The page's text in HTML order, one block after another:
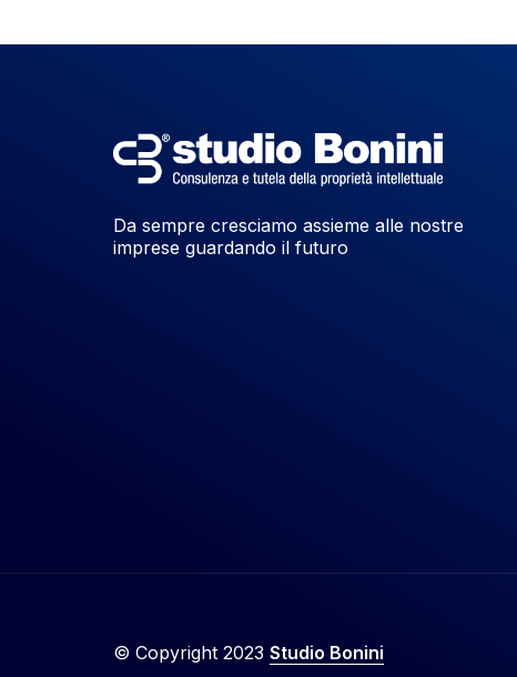
Da sempre cresciamo assieme alle nostre
imprese guardando il futuro
© Copyright 2023 Studio Bonini